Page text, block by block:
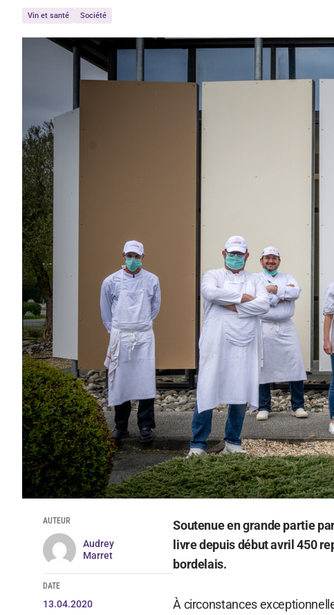
Vin et santé Société
AUTEUR
Audrey
Marret
DATE
13.04.2020
Soutenue en grande partie
livre depuis début avril 450
bordelais.
À circonstances